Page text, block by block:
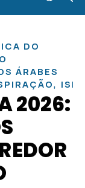
DO
ÁRABES
,
2026: